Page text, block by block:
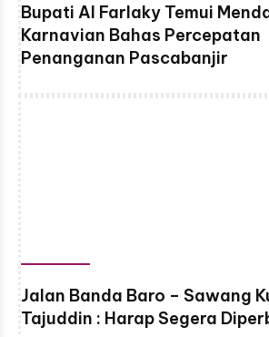
Bupati Al Farlaky Temui
Karnavian Bahas Percepatan
Penanganan Pascabanjir
Jalan Banda Baro – Sawang
Tajuddin : Harap Segera